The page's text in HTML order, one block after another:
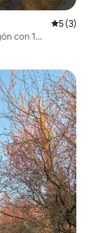
5 (3)
con 1